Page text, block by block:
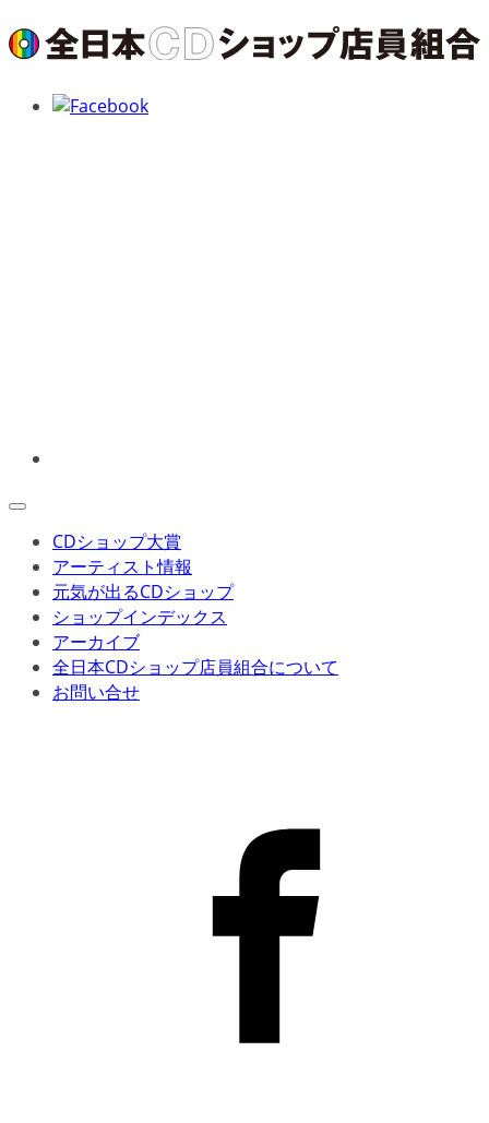
CDショップ大賞
アーティスト情報
元気が出るCDショップ
ショップインデックス
アーカイブ
全日本CDショップ店員組合について
お問い合せ